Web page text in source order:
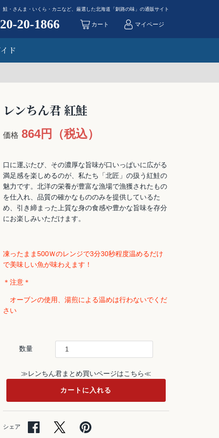
鮭・さんま・いくら・カニなど、厳選した北海道「釧路の味」の通販サイト
カート マイページ
20-1866 SEARCH
ド
レンちん君 紅鮭
価格 864円（税込）
口に運ぶたび、その濃厚な旨味が口いっぱいに広がる
満足感を楽しめるのが、私たち「北匠」の扱う紅鮭の
魅力です。北洋の栄養が豊富な漁場で漁獲されたもの
を仕入れ、品質の確かなもののみを提供しているた
め、引き締まった上質な身の食感や豊かな旨味を存分
にお楽しみいただけます。
凍ったまま500Ｗのレンジで3分30秒程度温めるだけ
で美味しい魚が味わえます！
＊注意＊
オーブンの使用、湯煎による温めは行わないでくだ
さい
数量
≫レンちん君まとめ買いページはこちら≪
カートに入れる
シェア
Facebook
で
Twitter
で
Pinterest
で